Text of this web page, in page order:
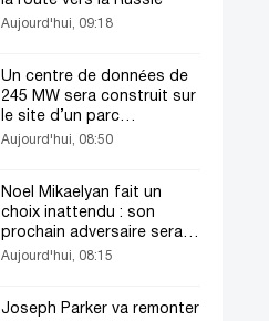
Aujourd'hui, 09:18
Un centre de données de
245 MW sera construit sur
le site d’un parc
d’exposition au Texas
Aujourd'hui, 08:50
Noel Mikaelyan fait un
choix inattendu : son
prochain adversaire sera
Opetaia
Aujourd'hui, 08:15
Joseph Parker va remonter